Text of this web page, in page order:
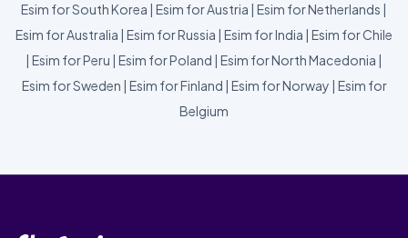
Esim for South Korea | Esim for Austria | Esim for Netherlands |
Esim for Australia | Esim for Russia | Esim for India | Esim for Chile
| Esim for Peru | Esim for Poland | Esim for North Macedonia |
Esim for Sweden | Esim for Finland | Esim for Norway | Esim for
Belgium